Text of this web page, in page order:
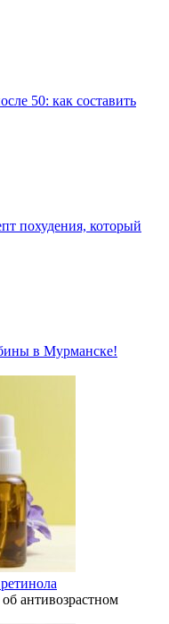
50: как составить
похудения, который
в Мурманске!
антивозрастном